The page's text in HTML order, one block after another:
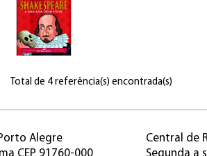
Total de 4 referência(s) encontrada(s)
Alegre
CEP 91760-000
Central de
Segunda a